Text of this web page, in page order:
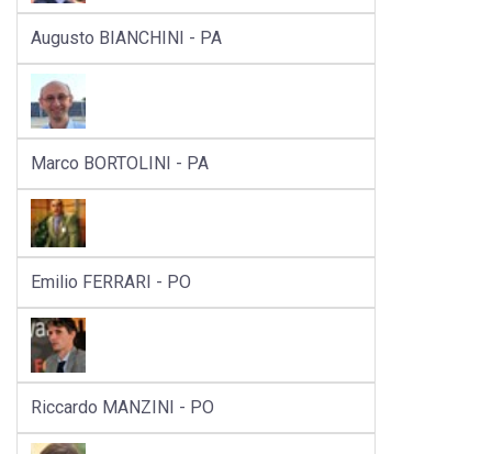
Augusto BIANCHINI - PA
Marco BORTOLINI - PA
Emilio FERRARI - PO
Riccardo MANZINI - PO